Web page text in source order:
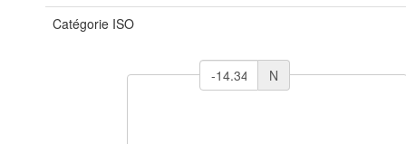
Catégorie ISO
N